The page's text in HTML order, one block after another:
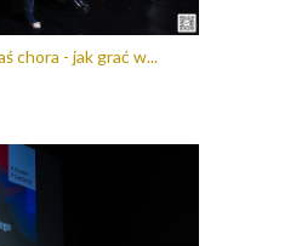
chora - jak grać w...